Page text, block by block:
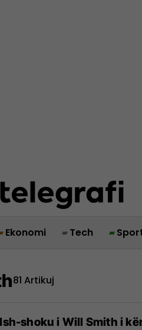
Ekonomi Tech
81 Artikuj
Ish-shoku i Will Smith i